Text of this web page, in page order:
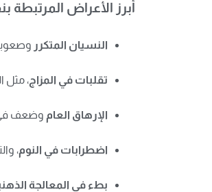
أبرز الأعراض المرتبطة
النسيان المتكرر وصعوبة
تقلبات في المزاج، مثل
الإرهاق العام وضعف في
اضطرابات في النوم،
بطء في المعالجة